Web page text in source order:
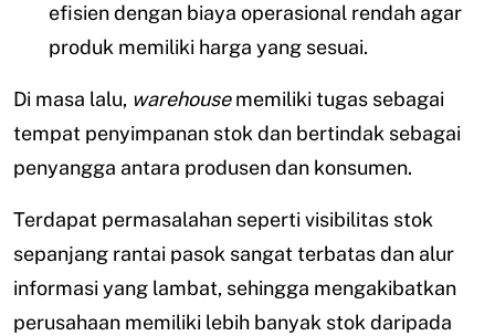
efisien dengan biaya operasional rendah agar
produk memiliki harga yang sesuai.
Di masa lalu, warehousememiliki tugas sebagai
tempat penyimpanan stok dan bertindak sebagai
penyangga antara produsen dan konsumen.
Terdapat permasalahan seperti visibilitas stok
sepanjang rantai pasok sangat terbatas dan alur
informasi yang lambat, sehingga mengakibatkan
perusahaan memiliki lebih banyak stok daripada